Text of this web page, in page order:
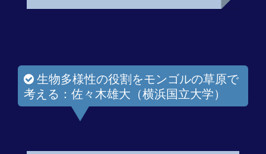
生物多様性の役割をモンゴルの草原で
考える：佐々木雄大（横浜国立大学）